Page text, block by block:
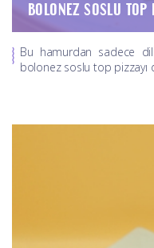
BOLONEZ SOSLU TOP
Bu hamurdan sadece
bolonez soslu top pizzayı